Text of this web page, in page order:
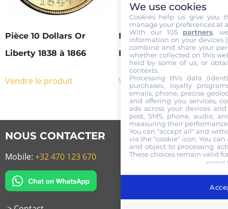
Pièce 10 Dollars Or
Liberty 1838 à 1866
Vendre le produit
Pièce 10 Dollars Or
Liberty 1866 à 1907
Vendre le produit
NOUS CONTACTER
Mobile: +32 470 123 670
We use cookies
Cookies help us give you
manage your preferences at
With our 105 partners,
information on your devices
combine and share your
whether collected on this
held by some of us, or
contexts.
Processing this data
purchases, loyalty
emails, phone, precise
and offering you services,
ads across your devices
post, SMS, phone, audio,
measuring their
You can "accept all" and
via the "cookie" icon. You
and object to processing
These choices remain valid
powered